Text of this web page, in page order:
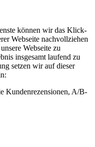
können wir das Klick-
Webseite nachvollziehen
Webseite zu
insgesamt laufend zu
setzen wir auf dieser
Kundenrezensionen, A/B-